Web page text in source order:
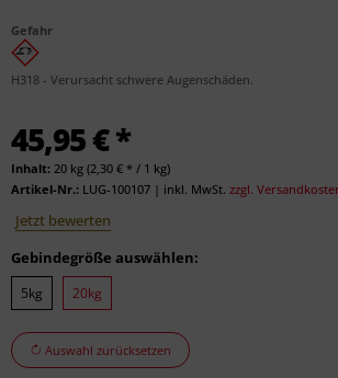
Gefahr
H318 - Verursacht schwere Augenschäden.
45,95 € *
Inhalt: 20 kg (2,30 € * / 1 kg)
Artikel-Nr.: LUG-100107 | inkl. MwSt. zzgl.
Jetzt bewerten
Gebindegröße auswählen:
5kg 20kg
Auswahl zurücksetzen